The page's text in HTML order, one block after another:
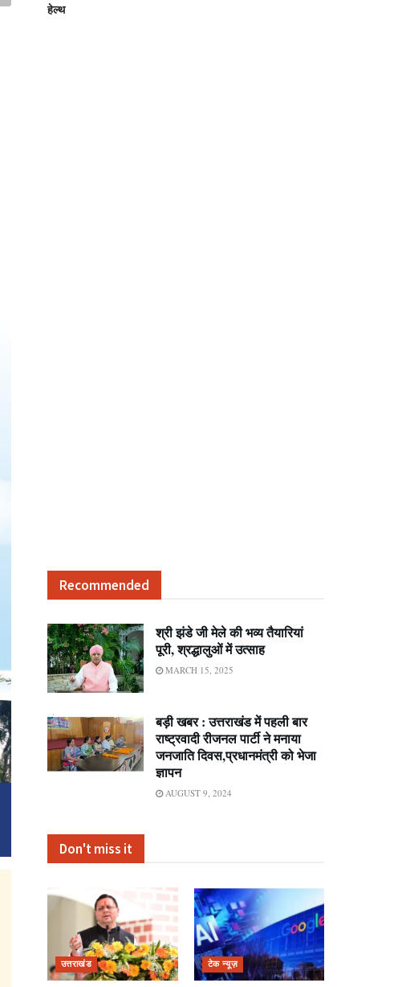
हेल्थ
Recommended
श्री झंडे जी मेले की भव्य तैयारियां
पूरी, श्रद्धालुओं में उत्साह
MARCH 15, 2025
बड़ी खबर : उत्तराखंड में पहली बार
राष्ट्रवादी रीजनल पार्टी ने मनाया
जनजाति दिवस,प्रधानमंत्री को भेजा
ज्ञापन
AUGUST 9, 2024
Don't miss it
उत्तराखंड टेक न्यूज़